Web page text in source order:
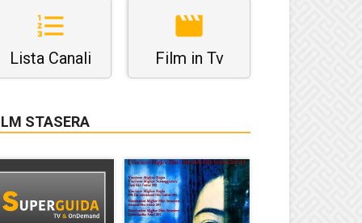
Lista Canali Film in Tv
STASERA